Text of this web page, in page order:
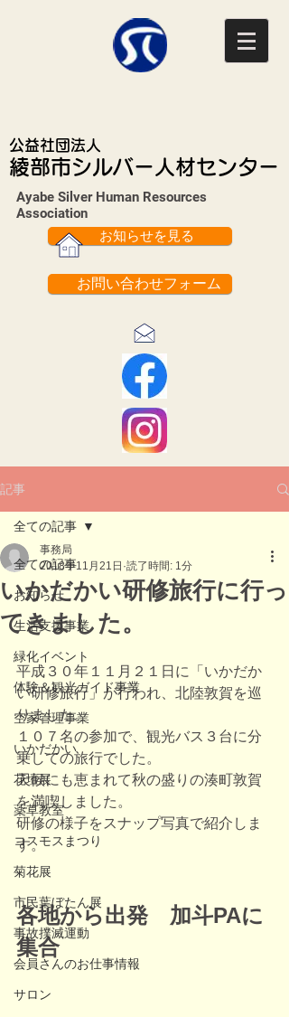
公益社団法人
綾部市シルバー人材センター
Ayabe Silver Human Resources
Association​
お知らせを見る
お問い合わせフォーム
記事
全ての記事
お知らせ
生活支援事業
緑化イベント
体験＆観光ガイド事業
空家管理事業
いかだかい
花壇展
薬草教室
コスモスまつり
菊花展
市民葉ぼたん展
事故撲滅運動
会員さんのお仕事情報
サロン
全ての記事
いかだかい研修旅行に行っ
てきました。
事務局
2018年11月21日 読了時間: 1分
平成３０年１１月２１日に「いかだか
い研修旅行」が行われ、北陸敦賀を巡
りました。
１０７名の参加で、観光バス３台に分
乗しての旅行でした。
天候にも恵まれて秋の盛りの湊町敦賀
を満喫しました。
研修の様子をスナップ写真で紹介しま
す。
各地から出発　加斗PAに
集合